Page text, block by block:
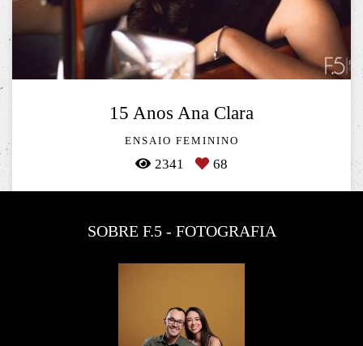
15 Anos Ana Clara
ENSAIO FEMININO
2341 68
SOBRE F.5 - FOTOGRAFIA